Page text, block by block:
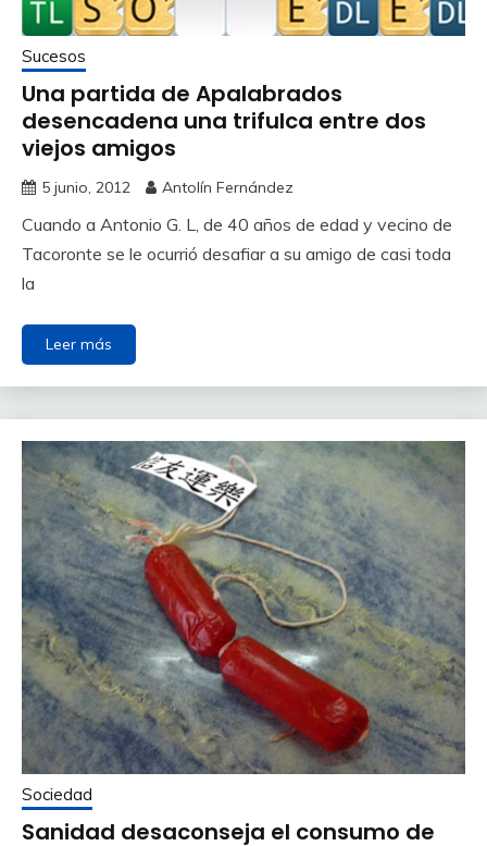
Sucesos
Una partida de Apalabrados
desencadena una trifulca entre dos
viejos amigos
5 junio, 2012 Antolín Fernández
Cuando a Antonio G. L, de 40 años de edad y vecino de
Tacoronte se le ocurrió desafiar a su amigo de casi toda
la
Leer más
Sociedad
Sanidad desaconseja el consumo de